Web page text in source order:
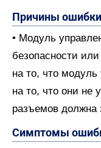
Причины ошибки
• Модуль
безопасности
на то, что модуль
на то, что они не
разъемов должна
Симптомы